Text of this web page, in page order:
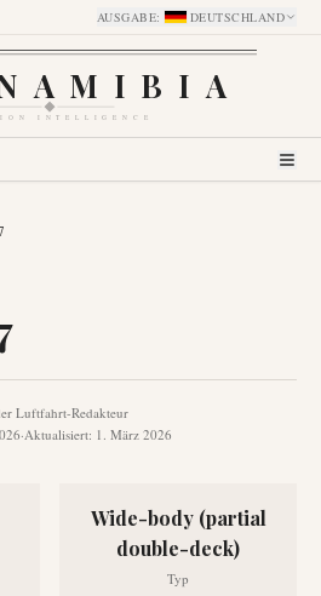
AUSGABE: DEUTSCHLAND
INTELLIGENCE
Luftfahrt-Redakteur
·Aktualisiert: 1. März 2026
Wide-body (partial
double-deck)
Typ